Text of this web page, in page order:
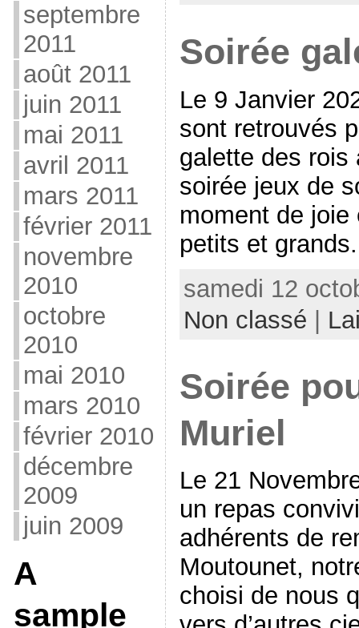
septembre
2011
août 2011
juin 2011
mai 2011
avril 2011
mars 2011
février 2011
novembre
2010
octobre
2010
mai 2010
mars 2010
février 2010
décembre
2009
juin 2009
A
sample
Soirée
Le 9 Janvier
sont retrouvés
galette des rois
soirée jeux de
moment de
petits et
samedi 12
Non classé |
Soirée
Muriel
Le 21
un repas
adhérents de
Moutounet,
choisi de nous